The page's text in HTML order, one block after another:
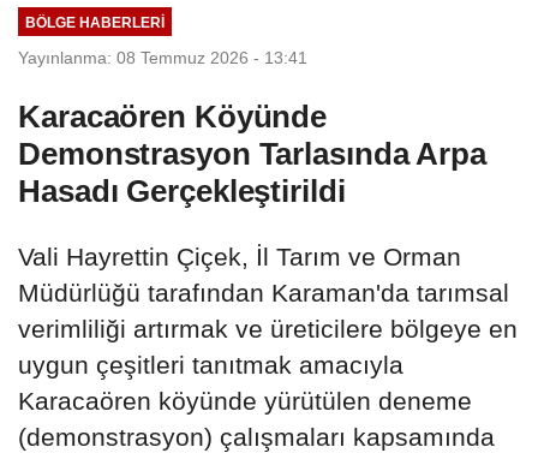
BÖLGE HABERLERİ
Yayınlanma: 08 Temmuz 2026 - 13:41
Karacaören Köyünde
Demonstrasyon Tarlasında Arpa
Hasadı Gerçekleştirildi
Vali Hayrettin Çiçek, İl Tarım ve Orman
Müdürlüğü tarafından Karaman'da tarımsal
verimliliği artırmak ve üreticilere bölgeye en
uygun çeşitleri tanıtmak amacıyla
Karacaören köyünde yürütülen deneme
(demonstrasyon) çalışmaları kapsamında